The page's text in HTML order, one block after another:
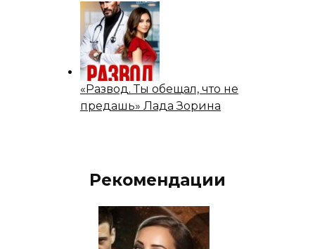
«Развод. Ты обещал, что не
предашь» Лада Зорина
Рекомендации